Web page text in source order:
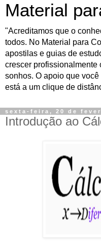
Material
"Acreditamos que o
todos. No Material para
apostilas e guias de
crescer profissionalmente
sonhos. O apoio que
está a um clique de
sexta-feira, 20 de
Introdução ao